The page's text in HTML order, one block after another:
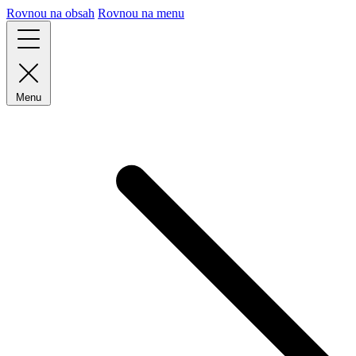
Rovnou na obsah Rovnou na menu
Menu